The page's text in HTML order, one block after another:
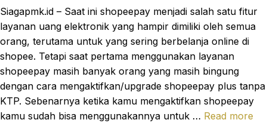
Siagapmk.id – Saat ini shopeepay menjadi salah satu fitur
layanan uang elektronik yang hampir dimiliki oleh semua
orang, terutama untuk yang sering berbelanja online di
shopee. Tetapi saat pertama menggunakan layanan
shopeepay masih banyak orang yang masih bingung
dengan cara mengaktifkan/upgrade shopeepay plus tanpa
KTP. Sebenarnya ketika kamu mengaktifkan shopeepay
kamu sudah bisa menggunakannya untuk … Read more